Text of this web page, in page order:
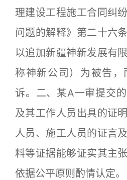
理建设工程施工合同纠
问题的解释》第二十六
以追加新疆神新发展有
称神新公司）为被告
诉。二、某A一审提交
及其工作人员出具的证
人员、施工人员的证言
料等证据能够证实其主
依据公平原则酌情认定。